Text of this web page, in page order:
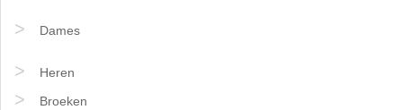
Dames
Heren
Broeken